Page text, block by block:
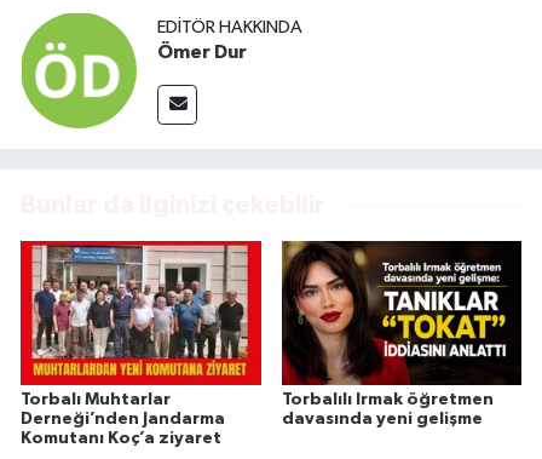
EDITÖR HAKKINDA
Ömer Dur
Torbalı Muhtarlar
Derneği’nden Jandarma
Komutanı Koç’a ziyaret
Torbalılı Irmak öğretmen
davasında yeni gelişme